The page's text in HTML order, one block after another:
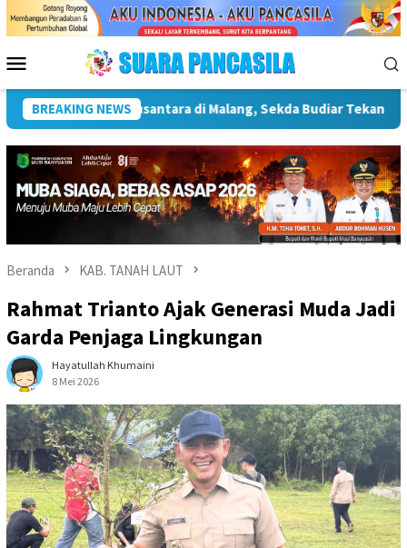
Menu
Mobile
BREAKING NEWS
Infrastruktur Kebudayaan Wakil Wali Kota Lepas
Beranda KAB. TANAH LAUT
Rahmat Trianto Ajak Generasi Muda Jadi
Garda Penjaga Lingkungan
Hayatullah Khumaini
8 Mei 2026